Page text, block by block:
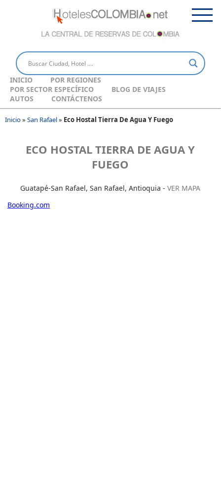
INICIO
POR REGIONES
POR SECTOR ESPECÍFICO
BLOG DE VIAJES
AUTOS
CONTÁCTENOS
Inicio» San Rafael» Eco Hostal Tierra De Agua Y Fuego
ECO HOSTAL TIERRA DE AGUA Y
FUEGO
Guatapé-San Rafael, San Rafael, Antioquia -VER MAPA
Booking.com